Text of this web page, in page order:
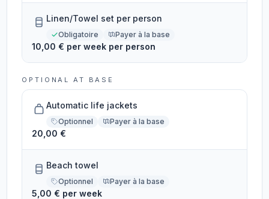
Linen/Towel set per person
Obligatoire Payer à la base
10,00 € per week per person
OPTIONAL AT BASE
Automatic life jackets
Optionnel Payer à la base
20,00 €
Beach towel
Optionnel Payer à la base
5,00 € per week